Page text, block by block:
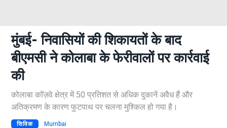
मुंबई- निवासियों की शिकायतों के बाद
बीएमसी ने कोलाबा के फेरीवालों पर कार्रवाई
की
कोलाबा कॉज़वे क्षेत्र में 50 प्रतिशत से अधिक दुकानें अवैध हैं और
अतिक्रमण के कारण फुटपाथ पर चलना मुश्किल हो गया है।
सिविक Mumbai